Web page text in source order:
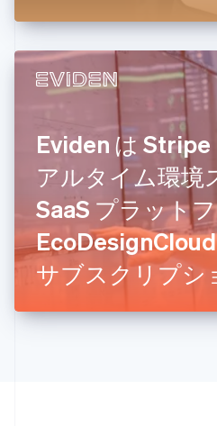
Eviden は
アルタイム環境
SaaS プラット
サブスクリプシ
立ち上げました
ジブラルタル
シンガポール
English简体中文
スイス
English
スウェーデン
Svenska English
スペイン
EspañolEnglish
スロバキア
English
スロベニア
English Italiano
タイ
ไทย
チェコ共和国